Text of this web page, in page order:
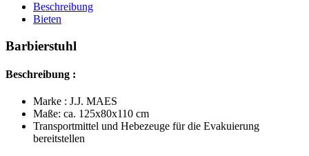
Beschreibung
Bieten
Barbierstuhl
Beschreibung :
Marke : J.J. MAES
Maße: ca. 125x80x110 cm
Transportmittel und Hebezeuge für die Evakuierung
bereitstellen